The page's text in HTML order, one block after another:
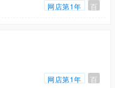
网店第1年 百
网店第1年 百